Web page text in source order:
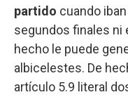
partido cuando
segundos finales ni
hecho le puede
albicelestes. De
artículo 5.9 literal